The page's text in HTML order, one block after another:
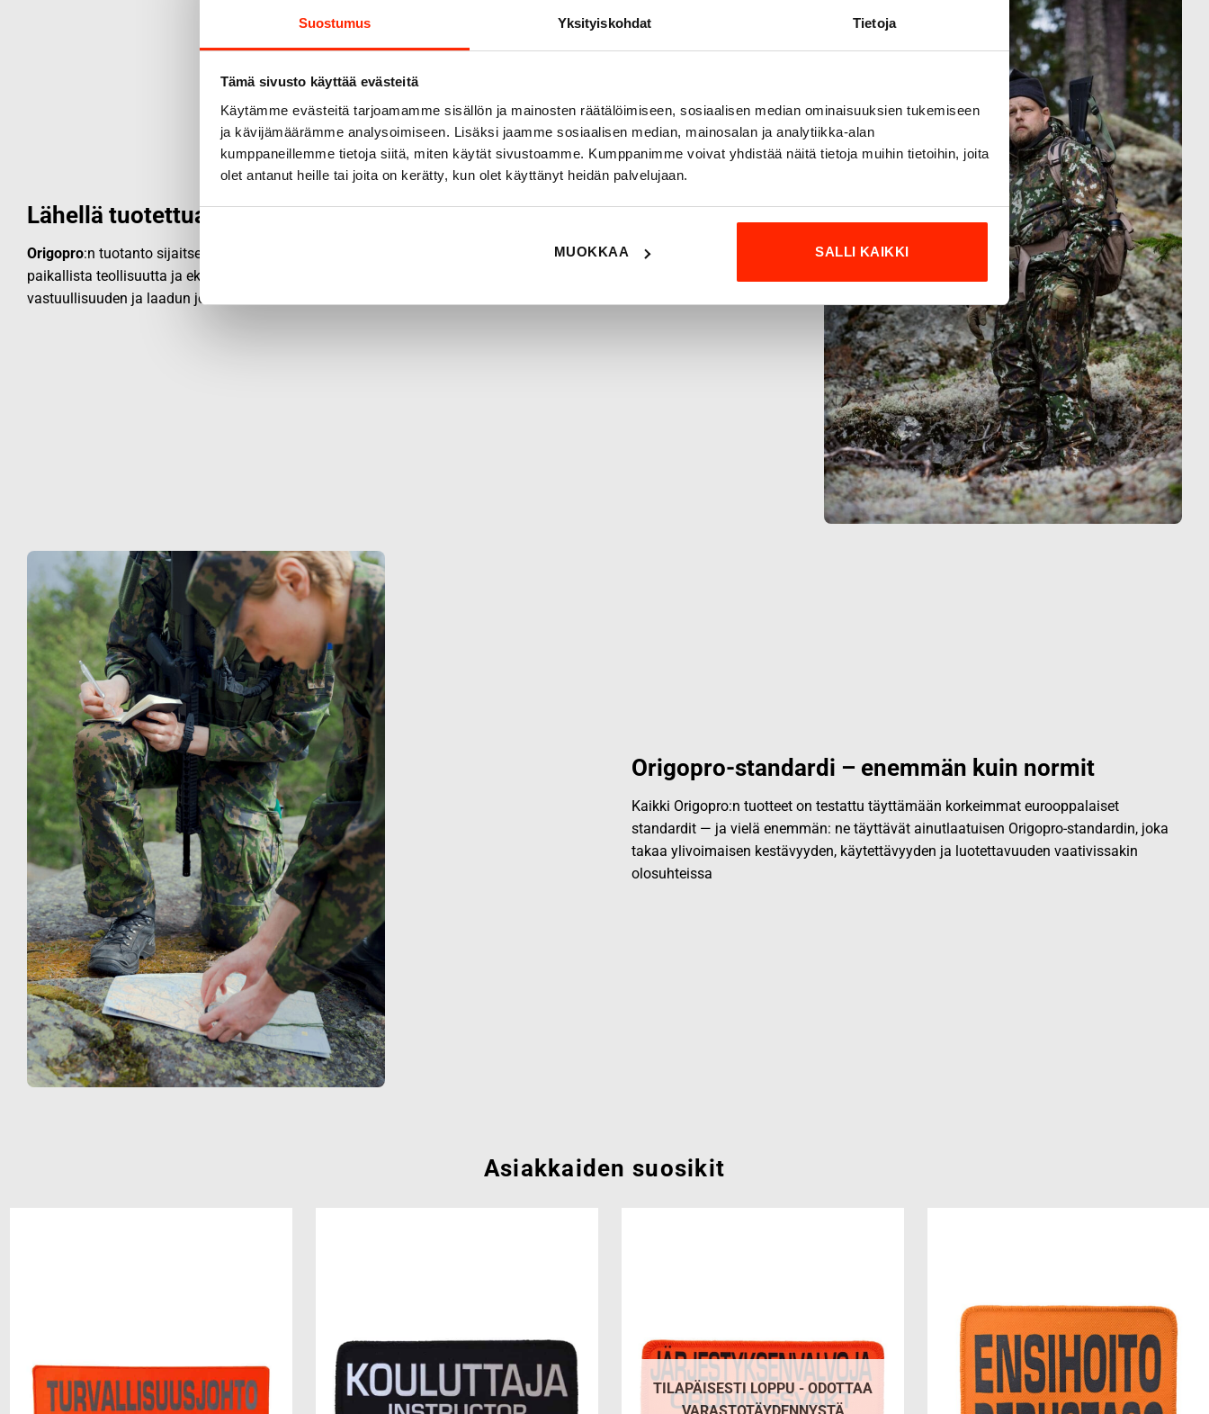
Suostumus Yksityiskohdat Tietoja
Tämä sivusto käyttää evästeitä
Käytämme evästeitä tarjoamamme sisällön ja mainosten räätälöimiseen, sosiaalisen median ominaisuuksien tukemiseen
ja kävijämäärämme analysoimiseen. Lisäksi jaamme sosiaalisen median, mainosalan ja analytiikka-alan
kumppaneillemme tietoja siitä, miten käytät sivustoamme. Kumppanimme voivat yhdistää näitä tietoja muihin tietoihin, joita
olet antanut heille tai joita on kerätty, kun olet käyttänyt heidän palvelujaan.
MUOKKAA SALLI KAIKKI
Lähellä tuotettua laatua
Origopro:n tuotanto sijaitsee lähialueilla Euroopassa, sillä tavoitteena on tukea
paikallista teollisuutta ja ekologista valmistusta. Läheinen tuotanto takaa
vastuullisuuden ja laadun jokaisessa vaiheessa.
Origopro-standardi – enemmän kuin normit
Kaikki Origopro:n tuotteet on testattu täyttämään korkeimmat eurooppalaiset
standardit — ja vielä enemmän: ne täyttävät ainutlaatuisen Origopro-standardin, joka
takaa ylivoimaisen kestävyyden, käytettävyyden ja luotettavuuden vaativissakin
olosuhteissa
Asiakkaiden suosikit
TILAPÄISESTI LOPPU - ODOTTAA